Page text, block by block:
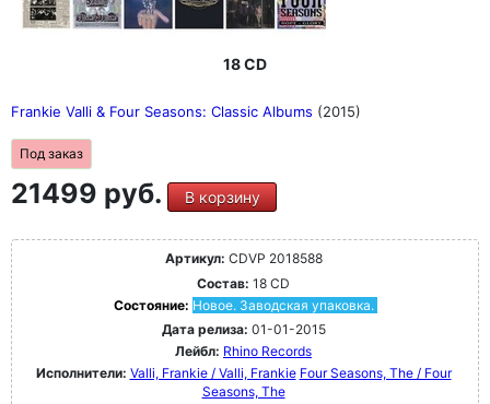
18 CD
Frankie Valli & Four Seasons: Classic Albums (2015)
Под заказ
21499 руб. В корзину
Артикул: CDVP 2018588
Состав: 18 CD
Состояние: Новое. Заводская упаковка.
Дата релиза: 01-01-2015
Лейбл: Rhino Records
Исполнители: Valli, Frankie / Valli, Frankie Four Seasons, The / Four
Seasons, The